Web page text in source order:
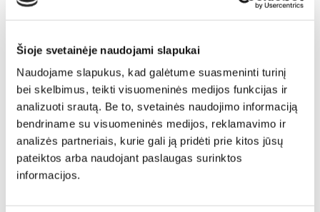
Šioje svetainėje naudojami slapukai
Naudojame slapukus, kad galėtume suasmeninti turinį
bei skelbimus, teikti visuomeninės medijos funkcijas ir
analizuoti srautą. Be to, svetainės naudojimo informaciją
bendriname su visuomeninės medijos, reklamavimo ir
analizės partneriais, kurie gali ją pridėti prie kitos jūsų
pateiktos arba naudojant paslaugas surinktos
informacijos.